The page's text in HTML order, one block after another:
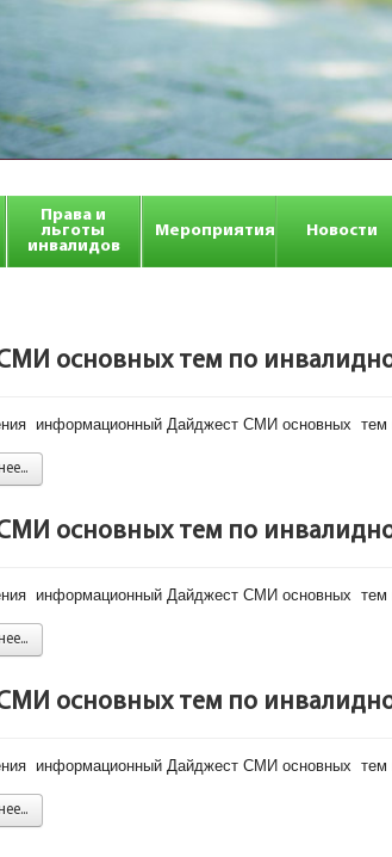
Права и
льготы
инвалидов
Мероприятия Новости
основных тем по
информационный Дайджест СМИ основных тем
основных тем по
информационный Дайджест СМИ основных тем
основных тем по
информационный Дайджест СМИ основных тем